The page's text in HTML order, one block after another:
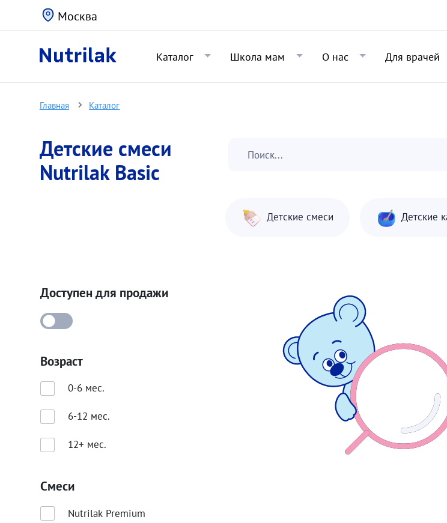
Москва
Каталог Школа мам О нас Для врачей
Главная Каталог
Детские смеси
Nutrilak Basic
Поиск...
Детские смеси Детские
Доступен для продажи
Возраст
0-6 мес.
6-12 мес.
12+ мес.
Смеси
Nutrilak Premium